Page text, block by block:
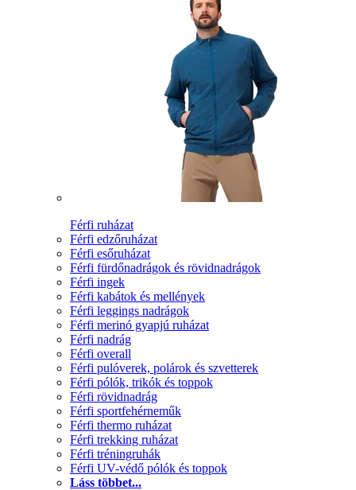
Férfi ruházat
Férfi edzőruházat
Férfi esőruházat
Férfi fürdőnadrágok és rövidnadrágok
Férfi ingek
Férfi kabátok és mellények
Férfi leggings nadrágok
Férfi merinó gyapjú ruházat
Férfi nadrág
Férfi overall
Férfi pulóverek, polárok és szvetterek
Férfi pólók, trikók és toppok
Férfi rövidnadrág
Férfi sportfehérneműk
Férfi thermo ruházat
Férfi trekking ruházat
Férfi tréningruhák
Férfi UV-védő pólók és toppok
Láss többet...